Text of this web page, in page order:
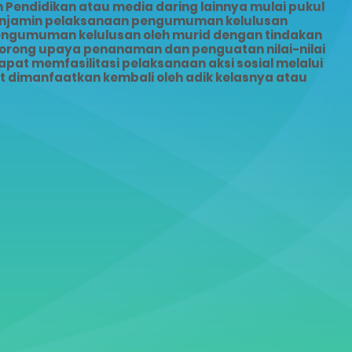
atau media daring lainnya mulai pukul
pelaksanaan pengumuman kelulusan
kelulusan oleh murid dengan tindakan
upaya penanaman dan penguatan nilai-nilai
memfasilitasi pelaksanaan aksi sosial melalui
kembali oleh adik kelasnya atau